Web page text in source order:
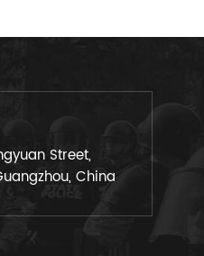
Street,
China